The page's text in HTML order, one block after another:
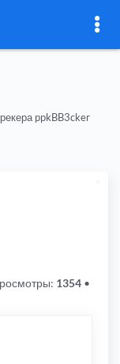
ppkBB3cker
1354 •